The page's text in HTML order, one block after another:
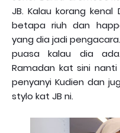
JB. Kalau korang
betapa riuh dan
yang dia jadi
puasa kalau dia
Ramadan kat sini
penyanyi Kudien dan
stylo kat JB ni.